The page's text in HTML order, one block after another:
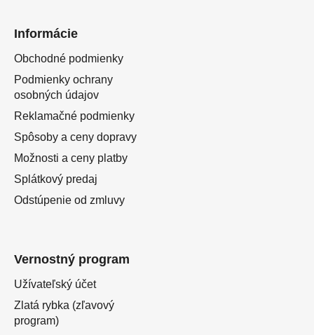
Informácie
Obchodné podmienky
Podmienky ochrany
osobných údajov
Reklamačné podmienky
Spôsoby a ceny dopravy
Možnosti a ceny platby
Splátkový predaj
Odstúpenie od zmluvy
Vernostný program
Užívateľský účet
Zlatá rybka (zľavový
program)